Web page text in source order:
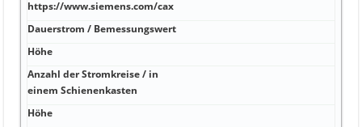
https://www.siemens.com/cax
Dauerstrom / Bemessungswert
Höhe
Anzahl der Stromkreise / in
einem Schienenkasten
Höhe